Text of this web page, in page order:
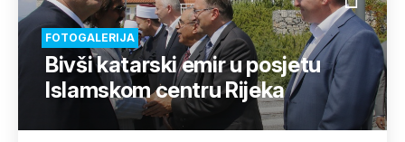
FOTOGALERIJA
Bivši katarski emir u posjetu
Islamskom centru Rijeka